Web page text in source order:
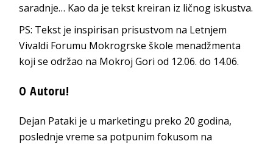
saradnje… Kao da je tekst kreiran iz ličnog iskustva.
PS: Tekst je inspirisan prisustvom na Letnjem
Vivaldi Forumu Mokrogrske škole menadžmenta
koji se održao na Mokroj Gori od 12.06. do 14.06.
O Autoru!
Dejan Pataki je u marketingu preko 20 godina,
poslednje vreme sa potpunim fokusom na